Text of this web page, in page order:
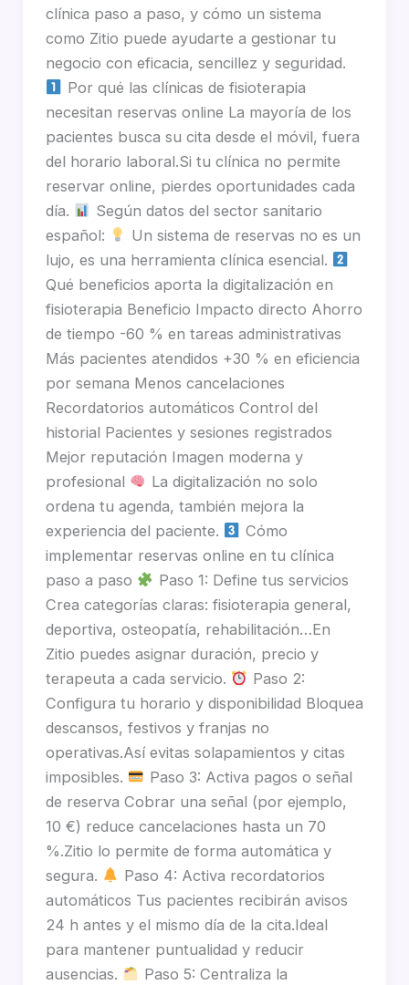
clínica paso a paso, y cómo un sistema
como Zitio puede ayudarte a gestionar tu
negocio con eficacia, sencillez y seguridad.
Por qué las clínicas de fisioterapia
necesitan reservas online La mayoría de los
pacientes busca su cita desde el móvil, fuera
del horario laboral.Si tu clínica no permite
reservar online, pierdes oportunidades cada
día.
Según datos del sector sanitario
español:
Un sistema de reservas no es un
lujo, es una herramienta clínica esencial.
Qué beneficios aporta la digitalización en
fisioterapia Beneficio Impacto directo Ahorro
de tiempo -60 % en tareas administrativas
Más pacientes atendidos +30 % en eficiencia
por semana Menos cancelaciones
Recordatorios automáticos Control del
historial Pacientes y sesiones registrados
Mejor reputación Imagen moderna y
profesional
La digitalización no solo
ordena tu agenda, también mejora la
experiencia del paciente.
Cómo
implementar reservas online en tu clínica
paso a paso
Paso 1: Define tus servicios
Crea categorías claras: fisioterapia general,
deportiva, osteopatía, rehabilitación…En
Zitio puedes asignar duración, precio y
terapeuta a cada servicio.
Paso 2:
Configura tu horario y disponibilidad Bloquea
descansos, festivos y franjas no
operativas.Así evitas solapamientos y citas
imposibles.
Paso 3: Activa pagos o señal
de reserva Cobrar una señal (por ejemplo,
10 €) reduce cancelaciones hasta un 70
%.Zitio lo permite de forma automática y
segura.
Paso 4: Activa recordatorios
automáticos Tus pacientes recibirán avisos
24 h antes y el mismo día de la cita.Ideal
para mantener puntualidad y reducir
ausencias.
Paso 5: Centraliza la